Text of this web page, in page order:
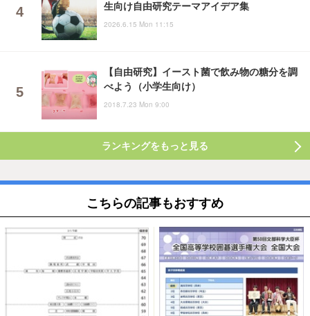
生向け自由研究テーマアイデア集
2026.6.15 Mon 11:15
【自由研究】イースト菌で飲み物の糖分を調
べよう（小学生向け）
2018.7.23 Mon 9:00
ランキングをもっと見る
こちらの記事もおすすめ